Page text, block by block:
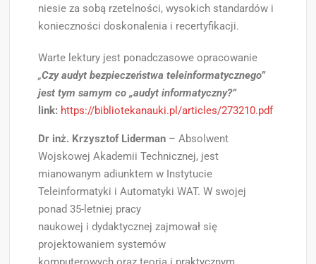
niesie za sobą rzetelności, wysokich standardów i
konieczności doskonalenia i recertyfikacji.
Warte lektury jest ponadczasowe opracowanie
„Czy audyt bezpieczeństwa teleinformatycznego”
jest tym samym co „audyt informatyczny?”
link: https://bibliotekanauki.pl/articles/273210.pdf
Dr inż. Krzysztof Liderman – Absolwent
Wojskowej Akademii Technicznej, jest
mianowanym adiunktem w Instytucie
Teleinformatyki i Automatyki WAT. W swojej
ponad 35-letniej pracy
naukowej i dydaktycznej zajmował się
projektowaniem systemów